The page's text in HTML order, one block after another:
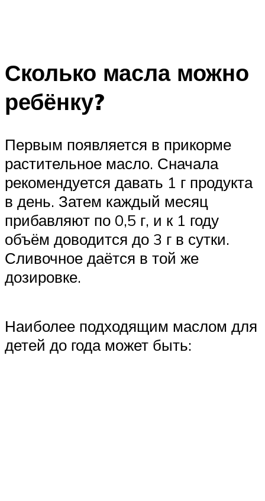
Сколько масла можно
ребёнку?
Первым появляется в прикорме
растительное масло. Сначала
рекомендуется давать 1 г продукта
в день. Затем каждый месяц
прибавляют по 0,5 г, и к 1 году
объём доводится до 3 г в сутки.
Сливочное даётся в той же
дозировке.
Наиболее подходящим маслом для
детей до года может быть: